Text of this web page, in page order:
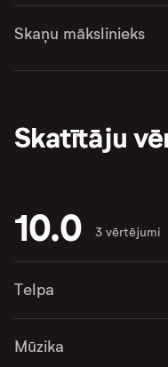
Skaņu mākslinieks
Skatītāju
10.0 3 vērtējumi
Telpa
Mūzika